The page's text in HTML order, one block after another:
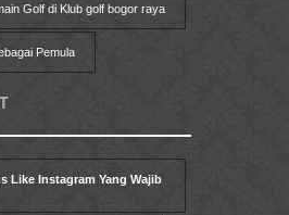
Golf di Klub golf bogor raya
Pemula
Like Instagram Yang Wajib